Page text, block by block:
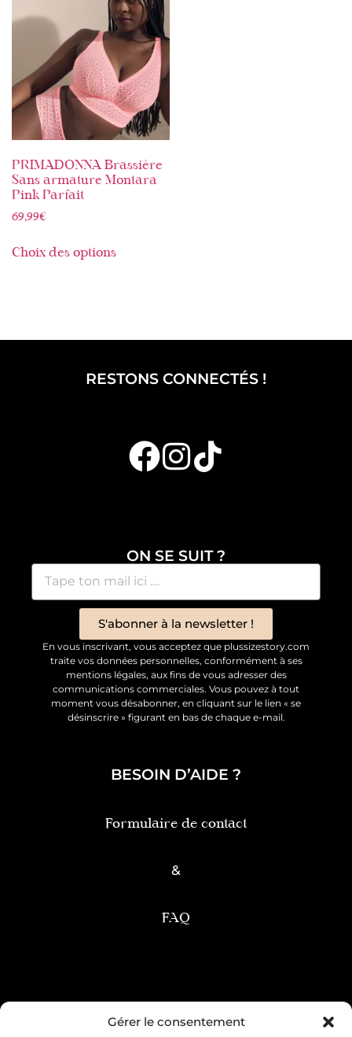
Gérer le consentement
PRIMADONNA Brassière
Sans armature Montara
Pink Parfait
69,99€
Choix des options
RESTONS CONNECTÉS !
ON SE SUIT ?
S'abonner à la newsletter !
En vous inscrivant, vous acceptez que plussizestory.com
traite vos données personnelles, conformément à ses
mentions légales, aux fins de vous adresser des
communications commerciales. Vous pouvez à tout
moment vous désabonner, en cliquant sur le lien « se
désinscrire » figurant en bas de chaque e-mail.
BESOIN D’AIDE ?
Formulaire de contact
&
FAQ
Condition générale de vente